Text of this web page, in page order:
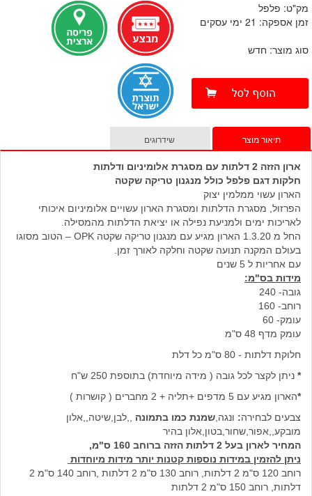
מק"ט: פלפל
זמן אספקה: 21 ימי עסקים
סוג מוצר: חדש
תיאור מוצר שידרוגים
ארון הזזה 2 דלתות עם מסגרת אלומיניום ודלתות
חלקות דגם פלפל כולל מנגנון טריקה שקטה
הארון עשוי ממלמין יצוק
הפרזול, מסגרת הדלתות ומסגרת הארון עשויים אלומיניום איכותי
לאריכות ימים ולמניעת נפילה או יציאת הדלתות מהמסילה.
החל מ 1.3.20 הארון מגיע עם מנגנון טריקה שקטה OPK – הטוב מסוגו
בעולם המקנה תנועה שקטה וחלקה לאורך זמן.
עם אחריות ל 5 שנים
מידות בס"מ:
גובה- 240
רוחב- 160
עומק- 60
עומק מדף 48 ס"מ
חלוקת דלתות - 80 ס"מ כל דלת
* ניתן לקצר לכל גובה ( מידה מיוחדת) בתוספת 250 ש"ח
*הארון מגיע עם 5 מדפים +תליה + 2 מחברים ( קושרות )
צבעים לבחירה: ונגה, שמנת כמו בתמונה ,,לבן,שיטה,,אלון
מובקע,,אפור,שחור,בטון,אלון בהיר
המחיר לארון בעל 2 דלתות הזזה ברוחב 160 ס"מ,
ניתן להזמין במידות נוספות קטנות יותר מידות מיוחדות
רוחב 120 ס"מ 2 דלתות, רוחב 130 ס"מ 2 דלתות ,רוחב 140 ס"מ 2
דלתות, רוחב 150 ס"מ 2 דלתות